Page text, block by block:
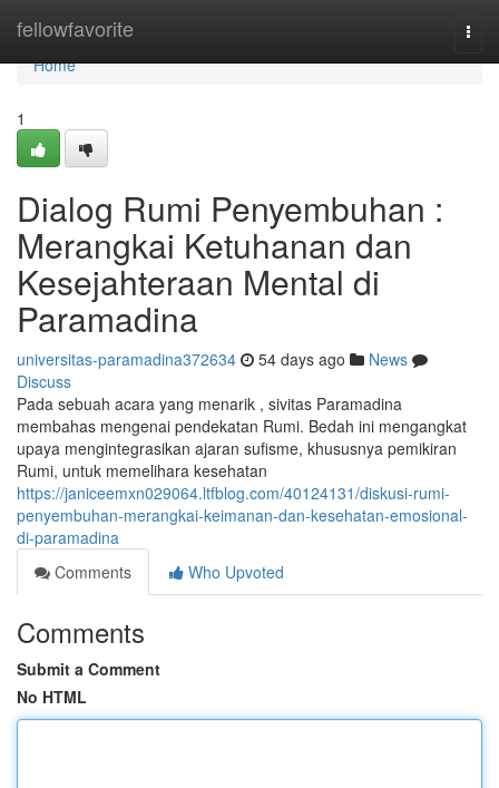
fellowfavorite
Home
Home
1
Dialog Rumi Penyembuhan :
Merangkai Ketuhanan dan
Kesejahteraan Mental di
Paramadina
universitas-paramadina372634 54 days ago
News
Discuss
Pada sebuah acara yang menarik , sivitas Paramadina
membahas mengenai pendekatan Rumi. Bedah ini mengangkat
upaya mengintegrasikan ajaran sufisme, khususnya pemikiran
Rumi, untuk memelihara kesehatan
https://janiceemxn029064.ltfblog.com/40124131/diskusi-rumi-
penyembuhan-merangkai-keimanan-dan-kesehatan-emosional-
di-paramadina
Comments
Who Upvoted
Comments
Submit a Comment
No HTML